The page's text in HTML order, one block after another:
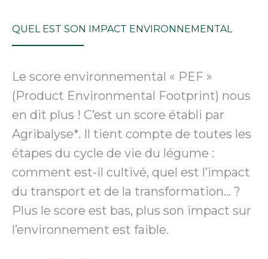
QUEL EST SON IMPACT ENVIRONNEMENTAL
Le score environnemental « PEF »
(Product Environmental Footprint) nous
en dit plus ! C’est un score établi par
Agribalyse*. Il tient compte de toutes les
étapes du cycle de vie du légume :
comment est-il cultivé, quel est l’impact
du transport et de la transformation… ?
Plus le score est bas, plus son impact sur
l’environnement est faible.